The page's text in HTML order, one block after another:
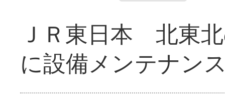
ＪＲ東日本 北東
に設備メンテナン